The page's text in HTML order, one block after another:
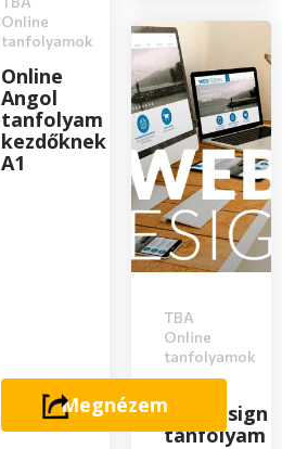
Online
tanfolyamok
Online
Angol
tanfolyam
kezdőknek
A1
Megnézem
TBA
Online
tanfolyamok
webdesign
tanfolyam